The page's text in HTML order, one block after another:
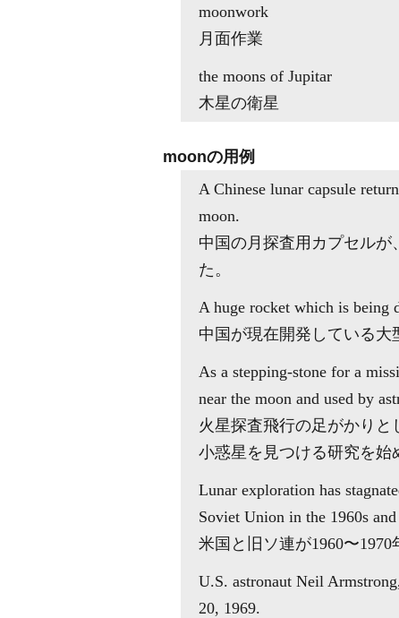
moonwork
月面作業
the moons of Jupitar
木星の衛星
moonの用例
A Chinese lunar capsule
moon.
中国の月探査用カプセルが
た。
A huge rocket which is being
中国が現在開発している大
As a stepping-stone for a
near the moon and used by
火星探査飛行の足がかり
小惑星を見つける研究を始
Lunar exploration has
Soviet Union in the 1960s and
米国と旧ソ連が1960〜
U.S. astronaut Neil
20, 1969.